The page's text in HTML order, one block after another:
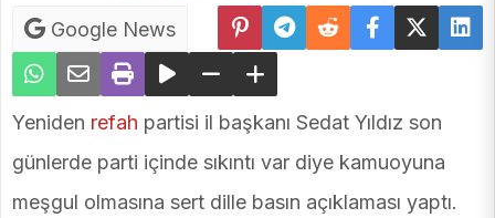
Google News
Yeniden refah partisi il başkanı Sedat Yıldız son
günlerde parti içinde sıkıntı var diye kamuoyuna
meşgul olmasına sert dille basın açıklaması yaptı.